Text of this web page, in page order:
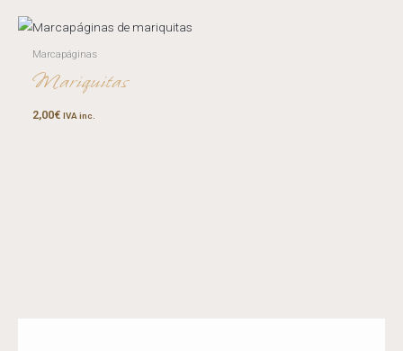
Marcapáginas
Mariquitas
2,00€ IVA inc.